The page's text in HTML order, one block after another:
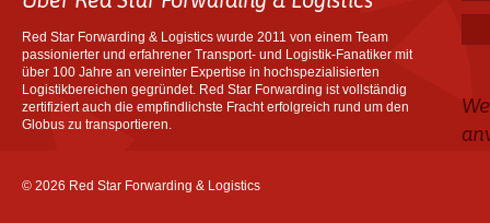
Red Star Forwarding & Logistics wurde 2011 von einem Team
passionierter und erfahrener Transport- und Logistik-Fanatiker mit
über 100 Jahre an vereinter Expertise in hochspezialisierten
Logistikbereichen gegründet. Red Star Forwarding ist vollständig
zertifiziert auch die empfindlichste Fracht erfolgreich rund um den
Globus zu transportieren.
© 2026 Red Star Forwarding & Logistics